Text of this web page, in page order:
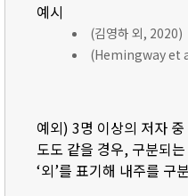
예시
(김영하 외, 2020)
(Hemingway et
예외) 3명 이상의 저자
도도 같을 경우, 구분되
‘외’를 표기해 내주를 구